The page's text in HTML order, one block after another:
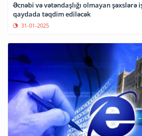
Əcnəbi və vətəndaşlığı olmayan şəxslərə
qaydada təqdim ediləcək
31-01-2025